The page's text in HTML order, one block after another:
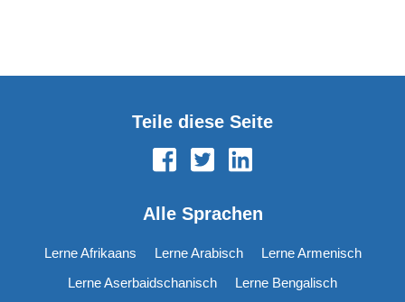
Teile diese Seite
Alle Sprachen
Lerne Afrikaans Lerne Arabisch
Lerne Armenisch
Lerne Aserbaidschanisch
Lerne Bengalisch